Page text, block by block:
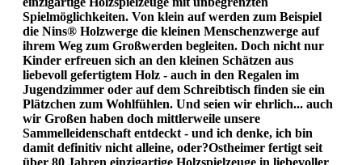
Spielmöglichkeiten. Von klein auf werden zum Beispiel
die Nins® Holzwerge die kleinen Menschenzwerge auf
ihrem Weg zum Großwerden begleiten. Doch nicht nur
Kinder erfreuen sich an den kleinen Schätzen aus
liebevoll gefertigtem Holz - auch in den Regalen im
Jugendzimmer oder auf dem Schreibtisch finden sie ein
Plätzchen zum Wohlfühlen. Und seien wir ehrlich... auch
wir Großen haben doch mittlerweile unsere
Sammelleidenschaft entdeckt - und ich denke, ich bin
damit definitiv nicht alleine, oder?Ostheimer fertigt seit
über 80 Jahren einzigartige Holzspielzeuge in liebevoller